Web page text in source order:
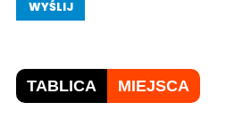
WYŚLIJ
TABLICA MIEJSCA